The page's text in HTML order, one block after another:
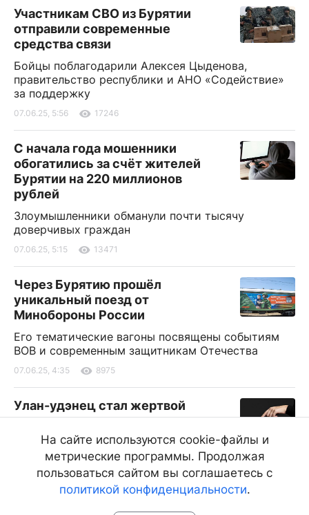
Участникам СВО из Бурятии
отправили современные
средства связи
Бойцы поблагодарили Алексея Цыденова,
правительство республики и АНО «Содействие»
за поддержку
07.06.25, 5:56 17246
С начала года мошенники
обогатились за счёт жителей
Бурятии на 220 миллионов
рублей
Злоумышленники обманули почти тысячу
доверчивых граждан
07.06.25, 5:15 13471
Через Бурятию прошёл
уникальный поезд от
Минобороны России
Его тематические вагоны посвящены событиям
ВОВ и современным защитникам Отечества
07.06.25, 4:35 8975
Улан-удэнец стал жертвой
мошенников по вине сотового
оператора
Прокуратура оштрафовала «Ростелеком» на 600
тысяч рублей
07.06.25, 3:00 8730
На сайте используются cookie-файлы и
метрические программы. Продолжая
пользоваться сайтом вы соглашаетесь с
политикой конфиденциальности.